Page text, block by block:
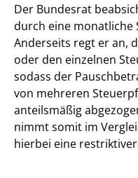
Der Bundesrat
durch eine monatliche
Anderseits regt er an,
oder den einzelnen
sodass der
von mehreren
anteilsmäßig
nimmt somit im
hierbei eine